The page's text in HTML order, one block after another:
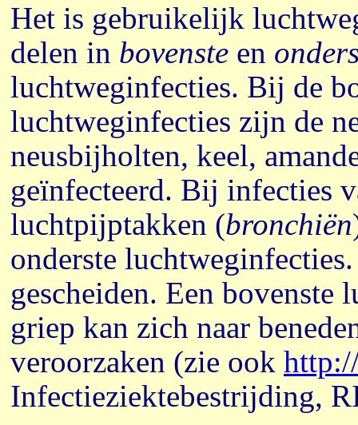
Het is gebruikelijk
delen in bovenste en
luchtweginfecties. Bij de
luchtweginfecties zijn de
neusbijholten, keel,
geïnfecteerd. Bij infecties
luchtpijptakken (bronchiën
onderste
gescheiden. Een
griep kan zich naar
veroorzaken (zie ook
Infectieziektebestrijding,